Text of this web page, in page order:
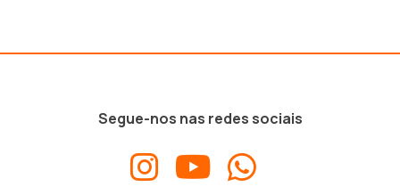
Segue-nos nas redes sociais